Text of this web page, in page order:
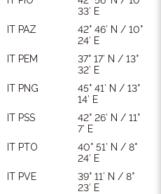
33′ E
IT PAZ
42° 46′ N / 10°
24′ E
IT PEM
37° 17′ N / 13°
32′ E
IT PNG
45° 41′ N / 13°
14′ E
IT PSS
42° 26′ N / 11°
7′ E
IT PTO
40° 51′ N / 8°
24′ E
IT PVE
39° 11′ N / 8°
23′ E